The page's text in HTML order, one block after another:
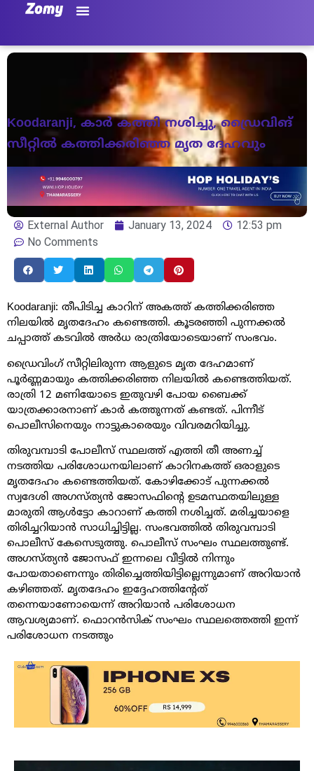
Koodaranji, കാര്‍ കത്തി നശിച്ചു, ഡ്രൈവിങ്
സീറ്റിൽ കത്തിക്കരിഞ്ഞ മൃത ദേഹവും
External Author January 13, 2024
12:53 pm
No Comments
Koodaranji: തീപിടിച്ച കാറിന് അകത്ത് കത്തിക്കരിഞ്ഞ
നിലയിൽ മൃതദേഹം കണ്ടെത്തി. കൂടരഞ്ഞി പുന്നക്കൽ
ചപ്പാത്ത് കടവിൽ അര്‍ധ രാത്രിയോടെയാണ് സംഭവം.
ഡ്രൈവിംഗ് സീറ്റിലിരുന്ന ആളുടെ മൃത ദേഹമാണ്
പൂർണ്ണമായും കത്തിക്കരിഞ്ഞ നിലയിൽ കണ്ടെത്തിയത്.
രാത്രി 12 മണിയോടെ ഇതുവഴി പോയ ബൈക്ക്
യാത്രക്കാരനാണ് കാർ കത്തുന്നത് കണ്ടത്. പിന്നീട്
പൊലീസിനെയും നാട്ടുകാരെയും വിവരമറിയിച്ചു.
തിരുവമ്പാടി പോലീസ് സ്ഥലത്ത് എത്തി തീ അണച്ച്
നടത്തിയ പരിശോധനയിലാണ് കാറിനകത്ത് ഒരാളുടെ
മൃതദേഹം കണ്ടെത്തിയത്. കോഴിക്കോട് പുന്നക്കൽ
സ്വദേശി അഗസ്ത്യൻ ജോസഫിന്റെ ഉടമസ്ഥതയിലുള്ള
മാരുതി ആൾട്ടോ കാറാണ് കത്തി നശിച്ചത്. മരിച്ചയാളെ
തിരിച്ചറിയാൻ സാധിച്ചിട്ടില്ല. സംഭവത്തിൽ തിരുവമ്പാടി
പൊലീസ് കേസെടുത്തു. പൊലീസ് സംഘം സ്ഥലത്തുണ്ട്.
അഗസ്ത്യൻ ജോസഫ് ഇന്നലെ വീട്ടിൽ നിന്നും
പോയതാണെന്നും തിരിച്ചെത്തിയിട്ടില്ലെന്നുമാണ് അറിയാൻ
കഴിഞ്ഞത്. മൃതദേഹം ഇദ്ദേഹത്തിന്റേത്
തന്നെയാണോയെന്ന് അറിയാൻ പരിശോധന
ആവശ്യമാണ്. ഫൊറൻസിക് സംഘം സ്ഥലത്തെത്തി ഇന്ന്
പരിശോധന നടത്തും